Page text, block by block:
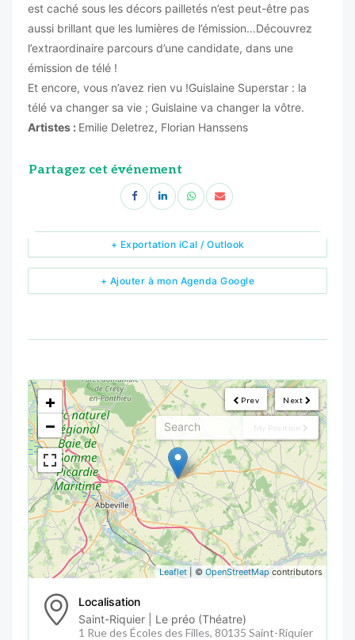
est caché sous les décors pailletés n’est peut-être pas
aussi brillant que les lumières de l’émission…Découvrez
l’extraordinaire parcours d’une candidate, dans une
émission de télé !
Et encore, vous n’avez rien vu !Guislaine Superstar : la
télé va changer sa vie ; Guislaine va changer la vôtre.
Artistes : Emilie Deletrez, Florian Hanssens
Partagez cet événement
+ Ajouter à mon Agenda Google
+ Exportation iCal / Outlook
Next
Prev
My Position
<!---->
+
−
Leaflet | © OpenStreetMap contributors
Localisation
Saint-Riquier | Le préo (Théatre)
1 Rue des Écoles des Filles, 80135 Saint-Riquier